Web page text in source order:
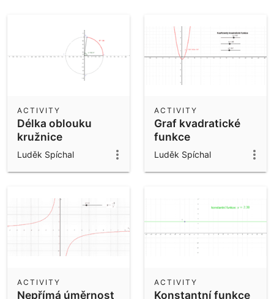
Operations
Community Resources
Get started with our Resources
3D Calculator
Notes
App Downloads
Délka oblouku
kružnice
ACTIVITY
Luděk Spíchal
Graf kvadratické
funkce
ACTIVITY
Luděk Spíchal
Nepřímá úměrnost
ACTIVITY
Konstantní funkce
ACTIVITY